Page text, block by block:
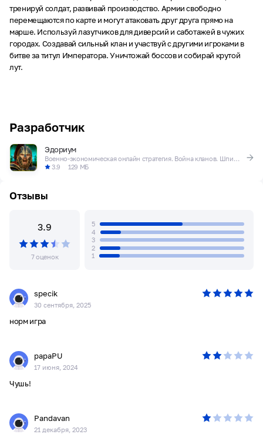
тренируй солдат, развивай производство. Армии свободно
перемещаются по карте и могут атаковать друг друга прямо на
марше. Используй лазутчиков для диверсий и саботажей в чужих
городах. Создавай сильный клан и участвуй с другими игроками в
битве за титул Императора. Уничтожай боссов и собирай крутой
лут.
Разработчик
Эдориум
Военно-экономическая онлайн стратегия. Война кланов. Шпионаж. Производство.
3.9
129 МБ
Отзывы
3.9
7 оценок
5
4
3
2
1
specik
30 сентября, 2025
норм игра
papaPU
17 июня, 2024
Чушь!
Pandavan
21 декабря, 2023